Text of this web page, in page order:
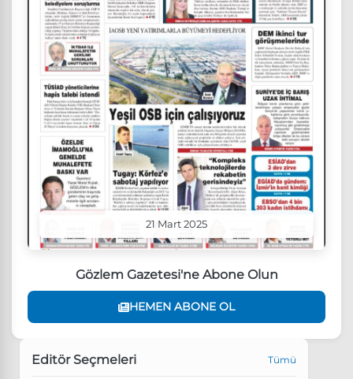
21 Mart 2025
Gözlem Gazetesi'ne Abone Olun
HEMEN ABONE OL
Editör Seçmeleri Tümü